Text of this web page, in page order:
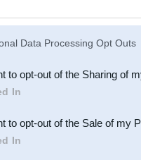
Participants
Data Processing Opt Outs
to opt-out of the Sharing of
In
to opt-out of the Sale of my
In